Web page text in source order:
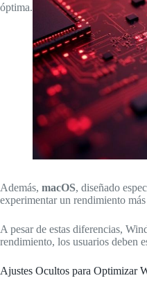
óptima.
Además, macOS, diseñado
experimentar un rendimiento
A pesar de estas diferencias,
rendimiento, los usuarios deben
Ajustes Ocultos para Optimizar